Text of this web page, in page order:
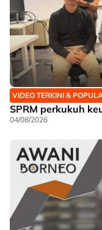
VIDEO TERKINI &
SPRM perkukuh
04/08/2026